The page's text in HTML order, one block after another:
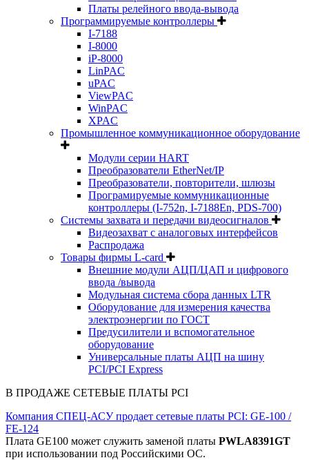
Платы релейного ввода-вывода
Программируемые контроллеры
I-7188
I-8000
iP-8000
LinPAC
uPAC
ViewPAC
WinPAC
XPAC
Промышленное коммуникационное оборудование
Модули серии HART
Преобразователи EtherNet/IP
Преобразователи, повторители, шлюзы
Програмируемые коммуникационные
контроллеры (I-752n, I-7188En, PDS-700)
Системы захвата и передачи видеосигналов
Видеозахват с аналоговых интерфейсов
Распродажа
Товары фирмы L-card
Внешние модули АЦП/ЦАП и цифрового
ввода /вывода
Модульная система сбора данных LTR
Оборудование для измерения качества
электроэнергии по ГОСТ
Предусилители и вспомогательное
оборудование
Универсальные платы АЦП на шину
PCI/PCI Express
В ПРОДАЖЕ СЕТЕВЫЕ ПЛАТЫ PCI
Компания СПЕЦ-АСУ продает сетевые платы PCI: GE-100 /
FE-124
Плата GE100 может служить заменой платы PWLA8391GT
при использовании под Российскими ОС.